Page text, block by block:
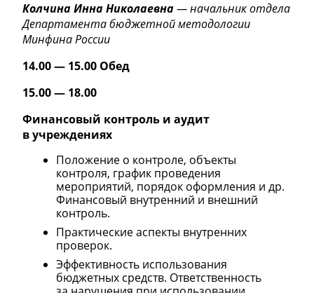
Колчина Инна Николаевна— начальник отдела
Департамента бюджетной методологии
Минфина России
14.00 — 15.00 Обед
15.00 — 18.00
Финансовый контроль и аудит
в учреждениях
Положение о контроле, объекты
контроля, график проведения
мероприятий, порядок оформления и др.
Финансовый внутренний и внешний
контроль.
Практические аспекты внутренних
проверок.
Эффективность использования
бюджетных средств. Ответственность